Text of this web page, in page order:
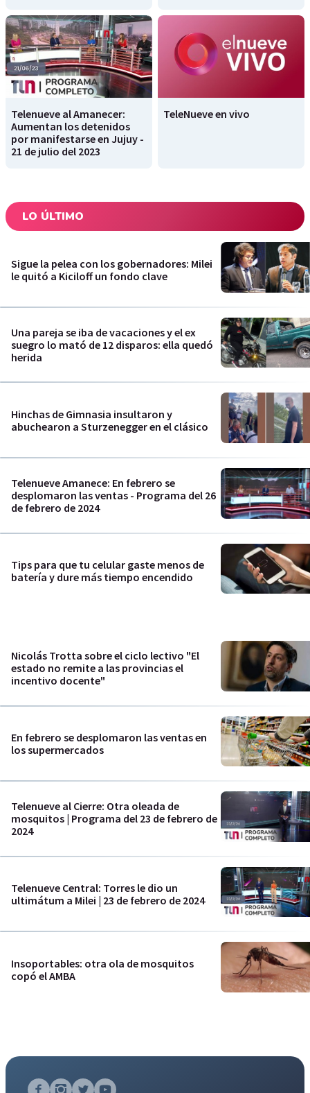
Telenueve al Amanecer:
Aumentan los detenidos
por manifestarse en Jujuy -
21 de julio del 2023
TeleNueve en vivo
LO ÚLTIMO
Sigue la pelea con los gobernadores: Milei
le quitó a Kiciloff un fondo clave
Una pareja se iba de vacaciones y el ex
suegro lo mató de 12 disparos: ella quedó
herida
Hinchas de Gimnasia insultaron y
abuchearon a Sturzenegger en el clásico
Telenueve Amanece: En febrero se
desplomaron las ventas - Programa del 26
de febrero de 2024
Tips para que tu celular gaste menos de
batería y dure más tiempo encendido
Nicolás Trotta sobre el ciclo lectivo "El
estado no remite a las provincias el
incentivo docente"
En febrero se desplomaron las ventas en
los supermercados
Telenueve al Cierre: Otra oleada de
mosquitos | Programa del 23 de febrero de
2024
Telenueve Central: Torres le dio un
ultimátum a Milei | 23 de febrero de 2024
Insoportables: otra ola de mosquitos
copó el AMBA